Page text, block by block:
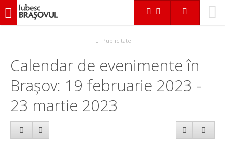
iubescbraşovul.ro
Publicitate
Calendar de evenimente în
Brașov: 19 februarie 2023 -
23 martie 2023